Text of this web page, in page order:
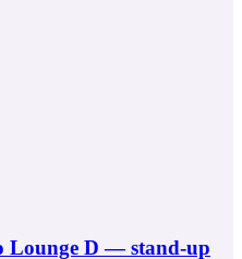
Lounge D — stand-up